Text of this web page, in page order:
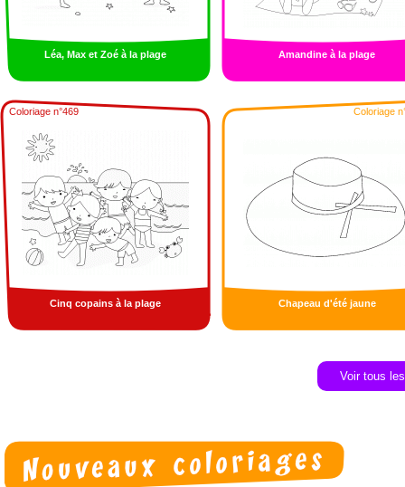
Léa, Max et Zoé à la plage Amandine à la plage
Coloriage n°469
Cinq copains à la plage
Coloriage
Chapeau d'été jaune
Voir tous